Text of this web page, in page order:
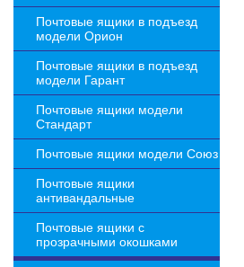
Почтовые ящики в подъезд
модели Орион
Почтовые ящики в подъезд
модели Гарант
Почтовые ящики модели
Стандарт
Почтовые ящики модели Союз
Почтовые ящики
антивандальные
Почтовые ящики с
прозрачными окошками